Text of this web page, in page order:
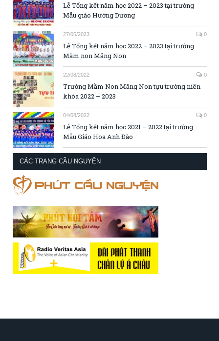
Lễ Tổng kết năm học 2022 – 2023 tại trường
Mẫu giáo Hướng Dương
27/05/2023 0
Lễ Tổng kết năm học 2022 – 2023 tại trường
Mầm non Măng Non
22/08/2022 0
Trường Mầm Non Măng Non tựu trường niên
khóa 2022 – 2023
04/08/2022 0
Lễ Tổng kết năm học 2021 – 2022 tại trường
Mẫu Giáo Hoa Anh Đào
CÁC TRANG CẦU NGUYỆN